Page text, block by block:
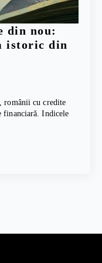
din nou:
istoric din
românii cu credite
financiară. Indicele